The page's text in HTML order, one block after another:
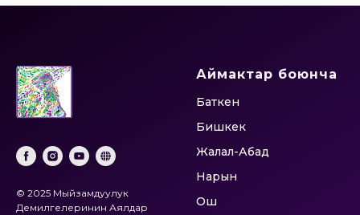
© 2025 Мыйзамдуулук
Демилгелеринин Аялдар
Аймактар боюнча
Баткен
Бишкек
Жалал-Абад
Нарын
Ош